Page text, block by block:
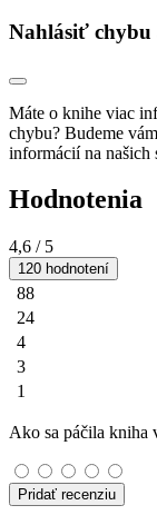
Nahlásiť chybu
Máte o knihe viac
chybu? Budeme
informácií na našich
Hodnotenia
4,6 / 5
120 hodnotení
88
24
4
3
1
Ako sa páčila kniha
Pridať recenziu